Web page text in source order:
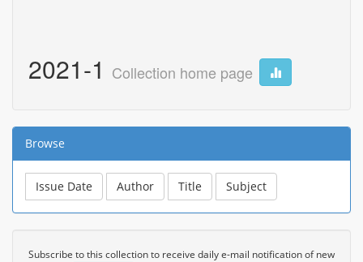
2021-1 Collection home page
Browse
Subscribe to this collection to receive daily e-mail notification of new